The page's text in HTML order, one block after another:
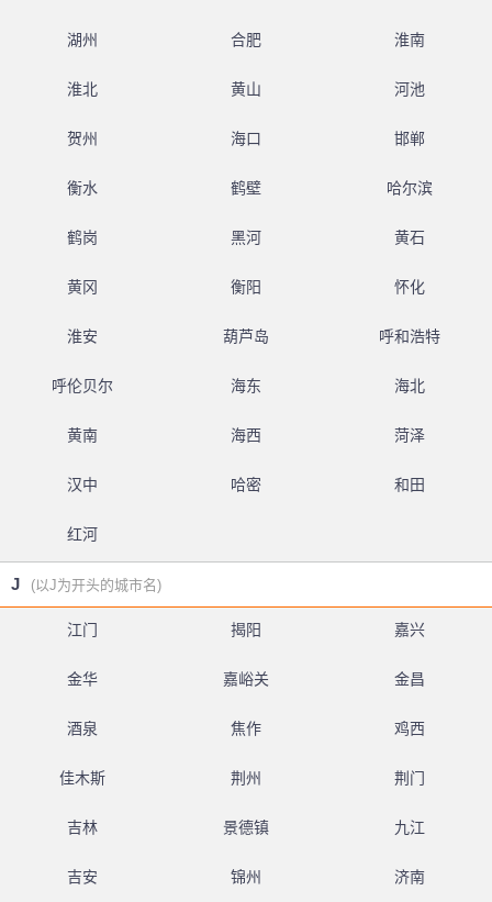
湖州 合肥 淮南
淮北 黄山 河池
贺州 海口 邯郸
衡水 鹤壁 哈尔滨
鹤岗 黑河 黄石
黄冈 衡阳 怀化
淮安 葫芦岛 呼和浩特
呼伦贝尔 海东 海北
黄南 海西 菏泽
汉中 哈密 和田
红河
J (以J为开头的城市名)
江门 揭阳 嘉兴
金华 嘉峪关 金昌
酒泉 焦作 鸡西
佳木斯 荆州 荆门
吉林 景德镇 九江
吉安 锦州 济南